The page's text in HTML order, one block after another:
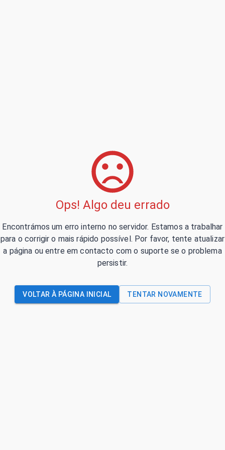
Ops! Algo deu errado
Encontrámos um erro interno no servidor. Estamos a trabalhar
para o corrigir o mais rápido possível. Por favor, tente atualizar
a página ou entre em contacto com o suporte se o problema
persistir.
VOLTAR À PÁGINA INICIAL TENTAR NOVAMENTE